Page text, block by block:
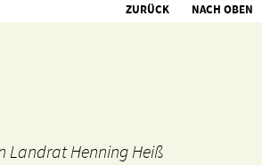
ZURÜCK NACH OBEN
Landrat Henning Heiß